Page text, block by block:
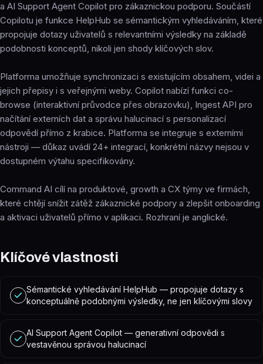
a AI Support Agent Copilot pro zákaznickou podporu. Součástí
Copilotu je funkce HelpHub se sémantickým vyhledáváním, které
propojuje dotazy uživatelů s relevantními výsledky na základě
podobnosti konceptů, nikoli jen shody klíčových slov.
Platforma umožňuje synchronizaci s existujícím obsahem, videi a
jejich přepisy i s veřejnými weby. Copilot nabízí funkci co-
browse (interaktivní průvodce přes obrazovku), Ingest API pro
načítání externích dat a správu halucinací s personalizací
odpovědí přímo z krabice. Platforma se integruje s externími
nástroji — důkaz uvádí 24+ integrací, konkrétní názvy nejsou v
dostupném výtahu specifikovány.
Command AI cílí na produktové, growth a CX týmy ve firmách,
které chtějí snížit zátěž zákaznické podpory a zlepšit onboarding
a aktivaci uživatelů přímo v aplikaci. Rozhraní je anglické.
Klíčové vlastnosti
Sémantické vyhledávání HelpHub — propojuje dotazy s
konceptuálně podobnými výsledky, ne jen klíčovými slovy
AI Support Agent Copilot — generativní odpovědi s
vestavěnou správou halucinací